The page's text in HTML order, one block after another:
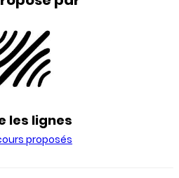
les lignes
proposés